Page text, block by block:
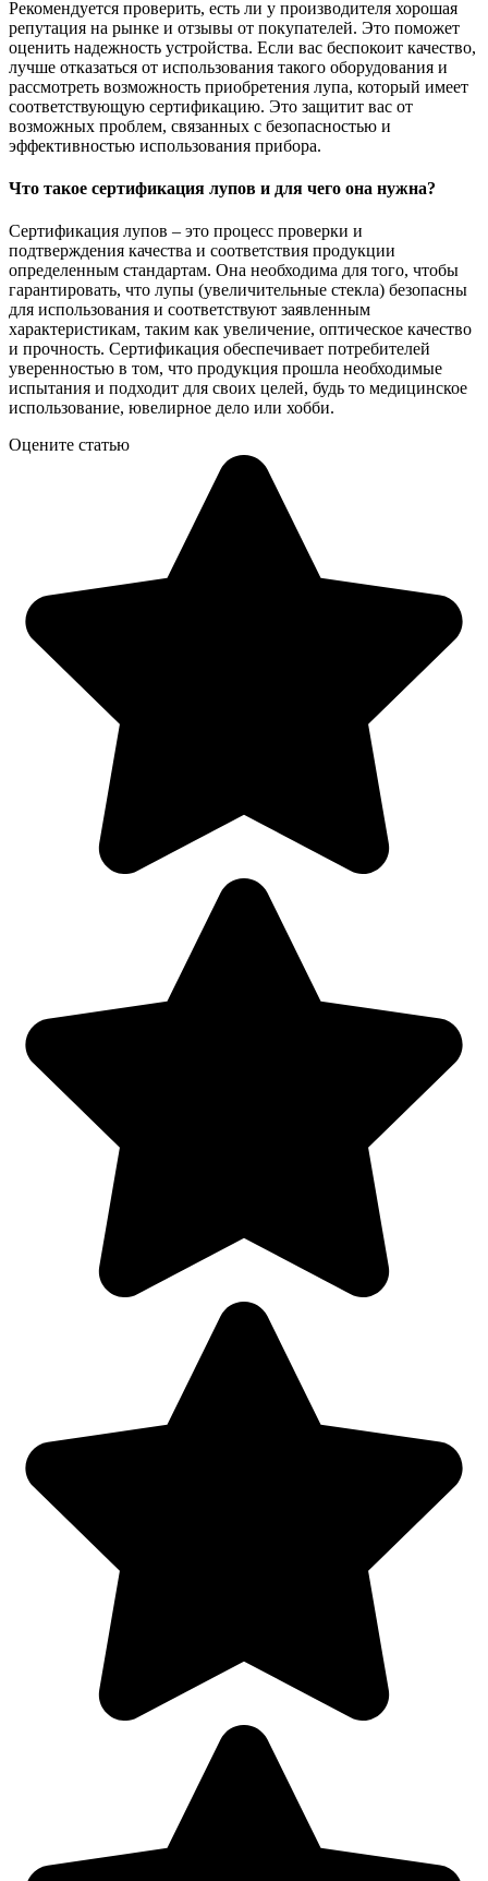
Рекомендуется проверить, есть ли у производителя хорошая
репутация на рынке и отзывы от покупателей. Это поможет
оценить надежность устройства. Если вас беспокоит качество,
лучше отказаться от использования такого оборудования и
рассмотреть возможность приобретения лупа, который имеет
соответствующую сертификацию. Это защитит вас от
возможных проблем, связанных с безопасностью и
эффективностью использования прибора.
Что такое сертификация лупов и для чего она нужна?
Сертификация лупов – это процесс проверки и
подтверждения качества и соответствия продукции
определенным стандартам. Она необходима для того, чтобы
гарантировать, что лупы (увеличительные стекла) безопасны
для использования и соответствуют заявленным
характеристикам, таким как увеличение, оптическое качество
и прочность. Сертификация обеспечивает потребителей
уверенностью в том, что продукция прошла необходимые
испытания и подходит для своих целей, будь то медицинское
использование, ювелирное дело или хобби.
Оцените статью